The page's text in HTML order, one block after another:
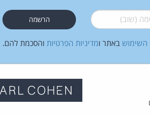
(שוב)*
השימוש באתר ומדיניות הפרטיות והסכמת להם.